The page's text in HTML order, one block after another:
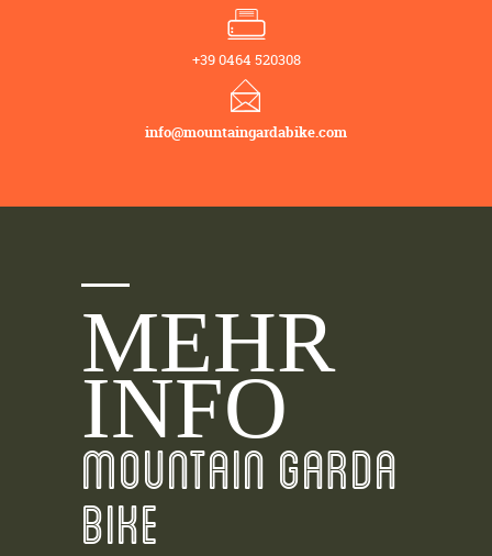
+39 0464 520308
info@mountaingardabike.com
MEHR
INFO
MOUNTAIN GARDA
BIKE